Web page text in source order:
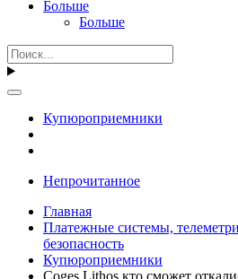
Больше
Больше
Купюроприемники
Непрочитанное
Главная
Платежные системы,
безопасность
Купюроприемники
Coges Lithos кто сможет